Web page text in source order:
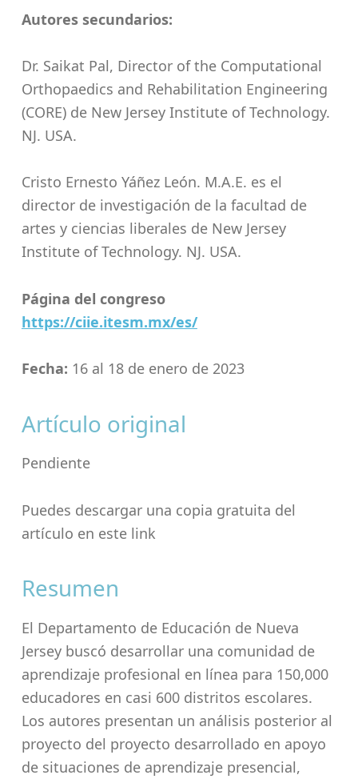
Autores secundarios:
Dr. Saikat Pal, Director of the Computational
Orthopaedics and Rehabilitation Engineering
(CORE) de New Jersey Institute of Technology.
NJ. USA.
Cristo Ernesto Yáñez León. M.A.E. es el
director de investigación de la facultad de
artes y ciencias liberales de New Jersey
Institute of Technology. NJ. USA.
Página del congreso
https://ciie.itesm.mx/es/
Fecha: 16 al 18 de enero de 2023
Artículo original
Pendiente
Puedes descargar una copia gratuita del
artículo en este link
Resumen
El Departamento de Educación de Nueva
Jersey buscó desarrollar una comunidad de
aprendizaje profesional en línea para 150,000
educadores en casi 600 distritos escolares.
Los autores presentan un análisis posterior al
proyecto del proyecto desarrollado en apoyo
de situaciones de aprendizaje presencial,